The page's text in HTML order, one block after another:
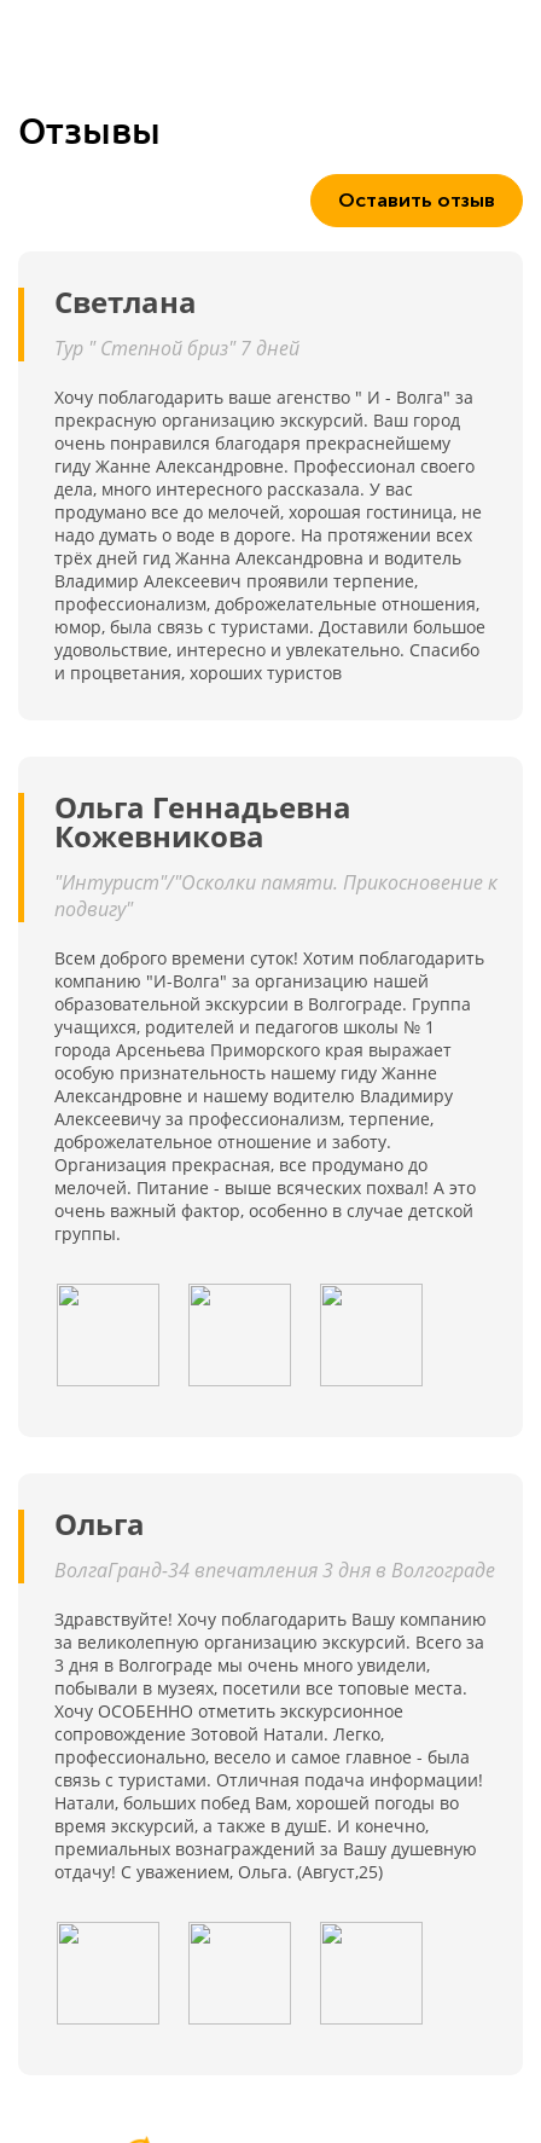
Отзывы
Оставить отзыв
Светлана
Тур " Степной бриз" 7 дней
Хочу поблагодарить ваше агенство " И - Волга" за
прекрасную организацию экскурсий. Ваш город
очень понравился благодаря прекраснейшему
гиду Жанне Александровне. Профессионал своего
дела, много интересного рассказала. У вас
продумано все до мелочей, хорошая гостиница, не
надо думать о воде в дороге. На протяжении всех
трёх дней гид Жанна Александровна и водитель
Владимир Алексеевич проявили терпение,
профессионализм, доброжелательные отношения,
юмор, была связь с туристами. Доставили большое
удовольствие, интересно и увлекательно. Спасибо
и процветания, хороших туристов
Ольга Геннадьевна
Кожевникова
"Интурист"/"Осколки памяти. Прикосновение к
подвигу"
Всем доброго времени суток! Хотим поблагодарить
компанию "И-Волга" за организацию нашей
образовательной экскурсии в Волгограде. Группа
учащихся, родителей и педагогов школы № 1
города Арсеньева Приморского края выражает
особую признательность нашему гиду Жанне
Александровне и нашему водителю Владимиру
Алексеевичу за профессионализм, терпение,
доброжелательное отношение и заботу.
Организация прекрасная, все продумано до
мелочей. Питание - выше всяческих похвал! А это
очень важный фактор, особенно в случае детской
группы.
Ольга
ВолгаГранд-34 впечатления 3 дня в Волгограде
Здравствуйте! Хочу поблагодарить Вашу компанию
за великолепную организацию экскурсий. Всего за
3 дня в Волгограде мы очень много увидели,
побывали в музеях, посетили все топовые места.
Хочу ОСОБЕННО отметить экскурсионное
сопровождение Зотовой Натали. Легко,
профессионально, весело и самое главное - была
связь с туристами. Отличная подача информации!
Натали, больших побед Вам, хорошей погоды во
время экскурсий, а также в душЕ. И конечно,
премиальных вознаграждений за Вашу душевную
отдачу! С уважением, Ольга. (Август,25)